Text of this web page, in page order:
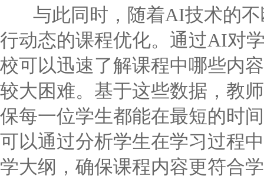
与此同时，随着AI技术的不
行动态的课程优化。通过AI对
校可以迅速了解课程中哪些内
较大困难。基于这些数据，教
保每一位学生都能在最短的时
可以通过分析学生在学习过程
学大纲，确保课程内容更符合